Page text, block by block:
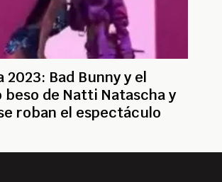
2023: Bad Bunny y el
de Natti Natascha y
roban el espectáculo